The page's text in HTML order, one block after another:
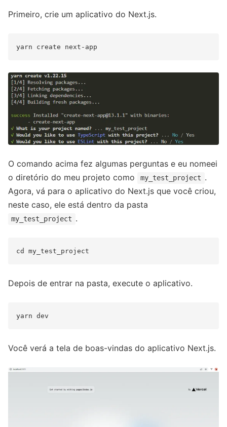
Primeiro, crie um aplicativo do Next.js.
O comando acima fez algumas perguntas e eu nomeei
o diretório do meu projeto como
my_test_project .
Agora, vá para o aplicativo do Next.js que você criou,
neste caso, ele está dentro da pasta
my_test_project .
Depois de entrar na pasta, execute o aplicativo.
Você verá a tela de boas-vindas do aplicativo Next.js.